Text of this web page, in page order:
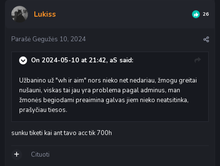
Lukiss 26
Parašė Gegužės 10, 2024
On 2024-05-10 at 21:42, aS said:
Užbanino už "wh ir aim" nors nieko net nedariau, žmogu greitai
nušauni, viskas tai jau yra problema pagal adminus, man
žmonės begiodami preaimina galvas jiem nieko neatsitinka,
prašyčiau tiesos.
sunku tiketi kai ant tavo acc tik 700h
Cituoti